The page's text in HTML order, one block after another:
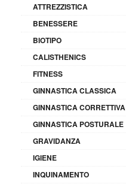
ATTREZZISTICA
BENESSERE
BIOTIPO
CALISTHENICS
FITNESS
GINNASTICA CLASSICA
GINNASTICA CORRETTIVA
GINNASTICA POSTURALE
GRAVIDANZA
IGIENE
INQUINAMENTO